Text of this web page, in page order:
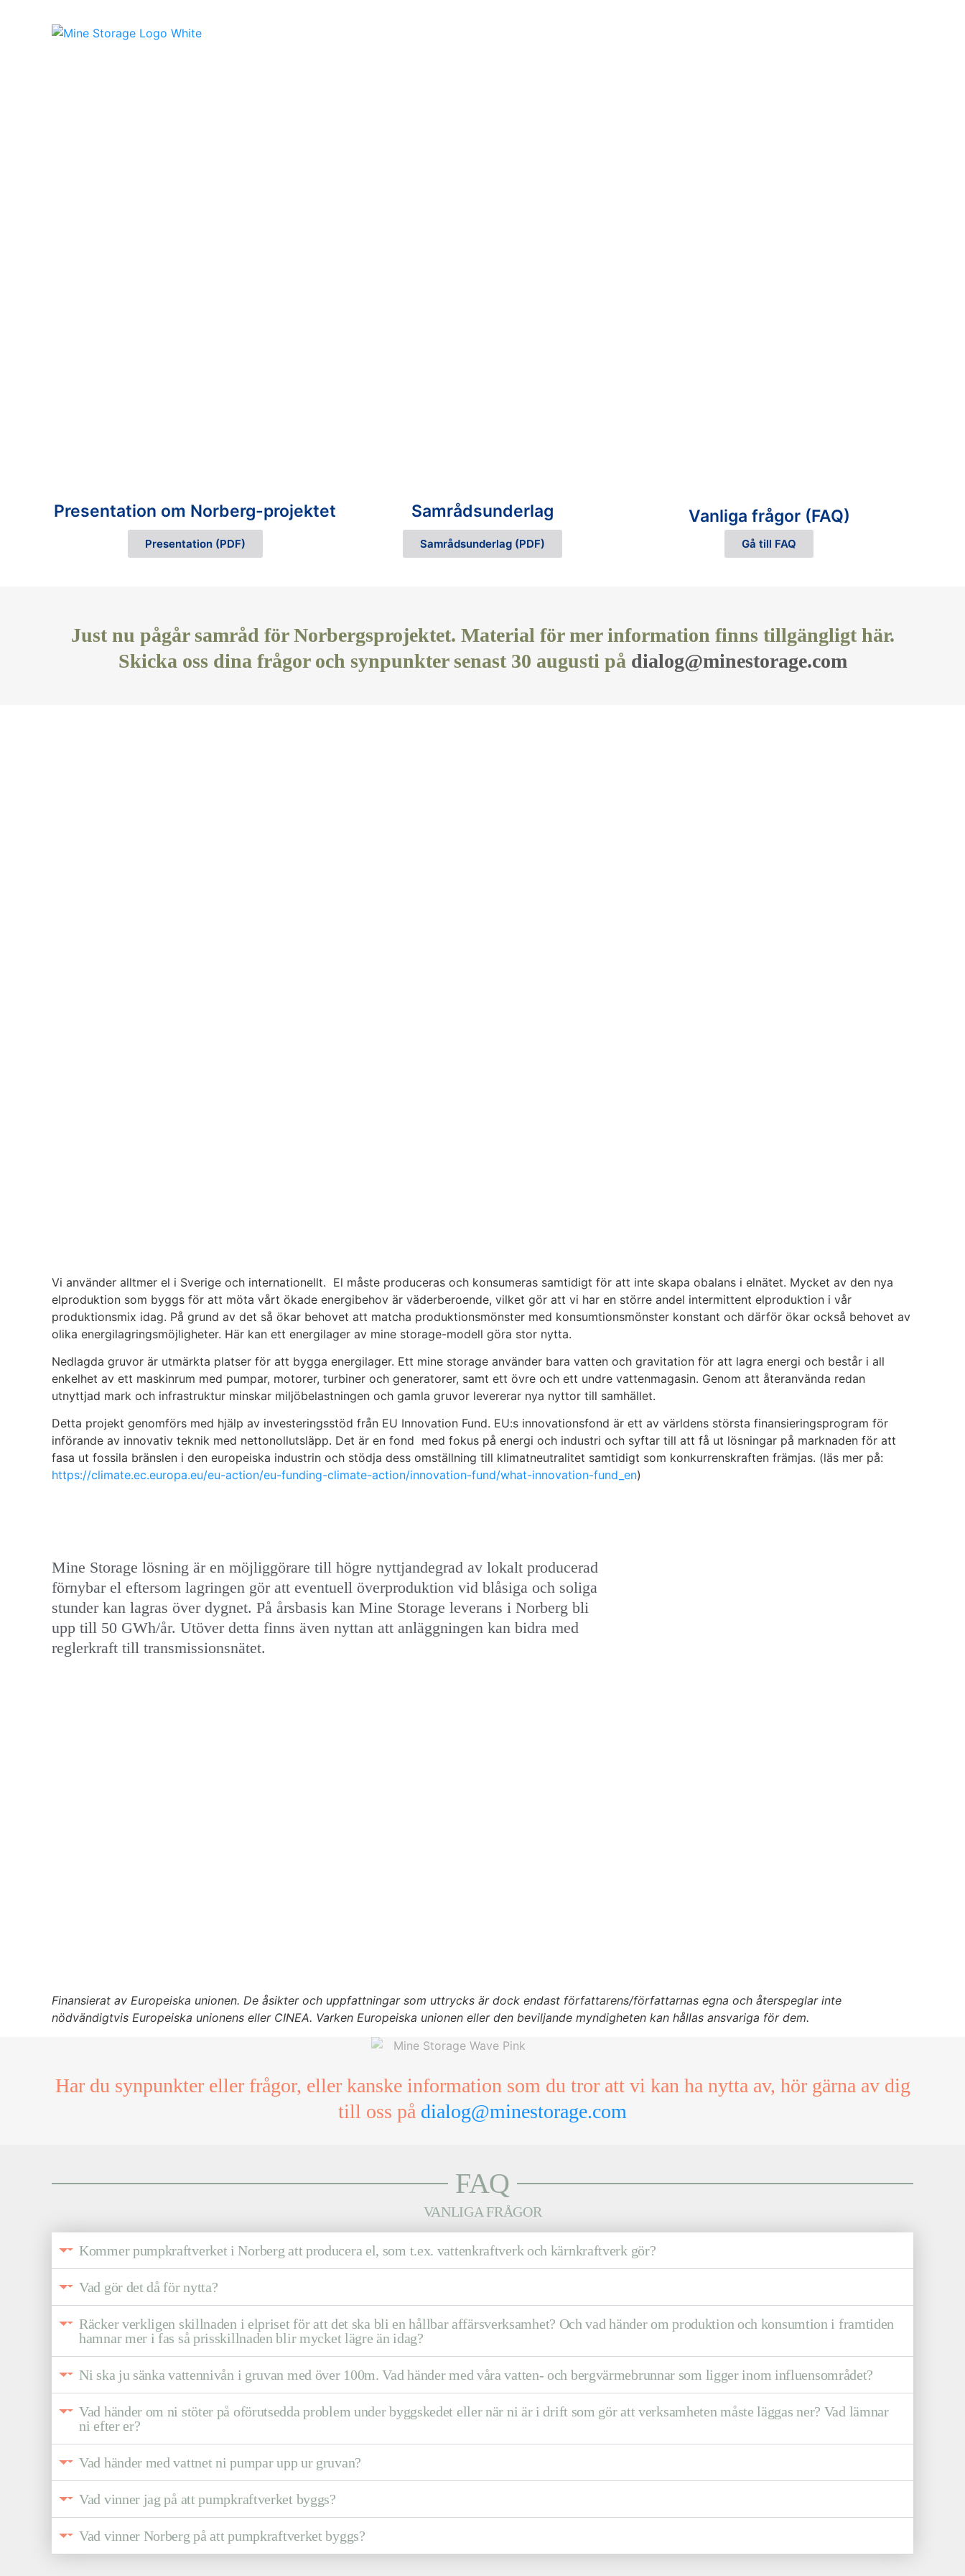
Presentation om Norberg-projektet
Presentation (PDF)
Samrådsunderlag
Samrådsunderlag (PDF)
Vanliga frågor (FAQ)
Gå till FAQ
Just nu pågår samråd för Norbergsprojektet. Material för mer information finns tillgängligt här.
Skicka oss dina frågor och synpunkter senast 30 augusti på dialog@minestorage.com
Vi använder alltmer el i Sverige och internationellt. El måste produceras och konsumeras samtidigt för att inte skapa obalans i elnätet. Mycket av den nya
elproduktion som byggs för att möta vårt ökade energibehov är väderberoende, vilket gör att vi har en större andel intermittent elproduktion i vår
produktionsmix idag. På grund av det så ökar behovet att matcha produktionsmönster med konsumtionsmönster konstant och därför ökar också behovet av
olika energilagringsmöjligheter. Här kan ett energilager av mine storage-modell göra stor nytta.
Nedlagda gruvor är utmärkta platser för att bygga energilager. Ett mine storage använder bara vatten och gravitation för att lagra energi och består i all
enkelhet av ett maskinrum med pumpar, motorer, turbiner och generatorer, samt ett övre och ett undre vattenmagasin. Genom att återanvända redan
utnyttjad mark och infrastruktur minskar miljöbelastningen och gamla gruvor levererar nya nyttor till samhället.
Detta projekt genomförs med hjälp av investeringsstöd från EU Innovation Fund. EU:s innovationsfond är ett av världens största finansieringsprogram för
införande av innovativ teknik med nettonollutsläpp. Det är en fond med fokus på energi och industri och syftar till att få ut lösningar på marknaden för att
fasa ut fossila bränslen i den europeiska industrin och stödja dess omställning till klimatneutralitet samtidigt som konkurrenskraften främjas. (läs mer på:
https://climate.ec.europa.eu/eu-action/eu-funding-climate-action/innovation-fund/what-innovation-fund_en)
Mine Storage lösning är en möjliggörare till högre nyttjandegrad av lokalt producerad
förnybar el eftersom lagringen gör att eventuell överproduktion vid blåsiga och soliga
stunder kan lagras över dygnet. På årsbasis kan Mine Storage leverans i Norberg bli
upp till 50 GWh/år. Utöver detta finns även nyttan att anläggningen kan bidra med
reglerkraft till transmissionsnätet.
Finansierat av Europeiska unionen. De åsikter och uppfattningar som uttrycks är dock endast författarens/författarnas egna och återspeglar inte
nödvändigtvis Europeiska unionens eller CINEA. Varken Europeiska unionen eller den beviljande myndigheten kan hållas ansvariga för dem.
Har du synpunkter eller frågor, eller kanske information som du tror att vi kan ha nytta av, hör gärna av dig
till oss på dialog@minestorage.com
FAQ
VANLIGA FRÅGOR
Kommer pumpkraftverket i Norberg att producera el, som t.ex. vattenkraftverk och kärnkraftverk gör?
Vad gör det då för nytta?
Räcker verkligen skillnaden i elpriset för att det ska bli en hållbar affärsverksamhet? Och vad händer om produktion och konsumtion i framtiden
hamnar mer i fas så prisskillnaden blir mycket lägre än idag?
Ni ska ju sänka vattennivån i gruvan med över 100m. Vad händer med våra vatten- och bergvärmebrunnar som ligger inom influensområdet?
Vad händer om ni stöter på oförutsedda problem under byggskedet eller när ni är i drift som gör att verksamheten måste läggas ner? Vad lämnar
ni efter er?
Vad händer med vattnet ni pumpar upp ur gruvan?
Vad vinner jag på att pumpkraftverket byggs?
Vad vinner Norberg på att pumpkraftverket byggs?